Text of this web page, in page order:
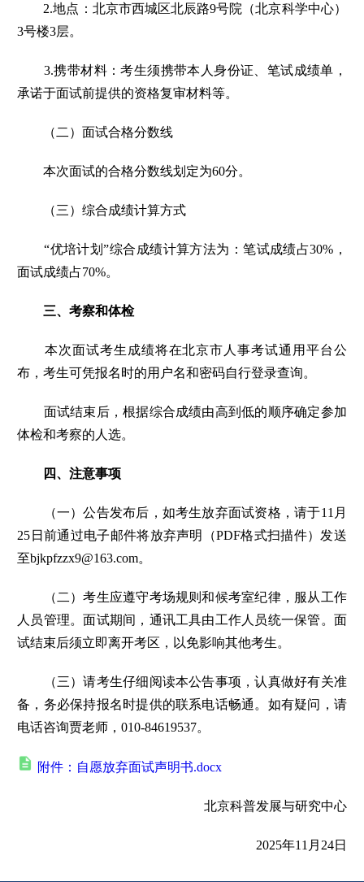
2.地点：北京市西城区北辰路9号院（北京科学中心）
3号楼3层。
3.携带材料：考生须携带本人身份证、笔试成绩单，
承诺于面试前提供的资格复审材料等。
（二）面试合格分数线
本次面试的合格分数线划定为60分。
（三）综合成绩计算方式
“优培计划”综合成绩计算方法为：笔试成绩占30%，
面试成绩占70%。
三、考察和体检
本次面试考生成绩将在北京市人事考试通用平台公
布，考生可凭报名时的用户名和密码自行登录查询。
面试结束后，根据综合成绩由高到低的顺序确定参加
体检和考察的人选。
四、注意事项
（一）公告发布后，如考生放弃面试资格，请于11月
25日前通过电子邮件将放弃声明（PDF格式扫描件）发送
至bjkpfzzx9@163.com。
（二）考生应遵守考场规则和候考室纪律，服从工作
人员管理。面试期间，通讯工具由工作人员统一保管。面
试结束后须立即离开考区，以免影响其他考生。
（三）请考生仔细阅读本公告事项，认真做好有关准
备，务必保持报名时提供的联系电话畅通。如有疑问，请
电话咨询贾老师，010-84619537。
附件：自愿放弃面试声明书.docx
北京科普发展与研究中心
2025年11月24日